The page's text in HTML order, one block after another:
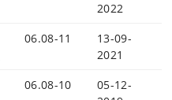
2022
06.08-11
13-09-
2021
06.08-10
05-12-